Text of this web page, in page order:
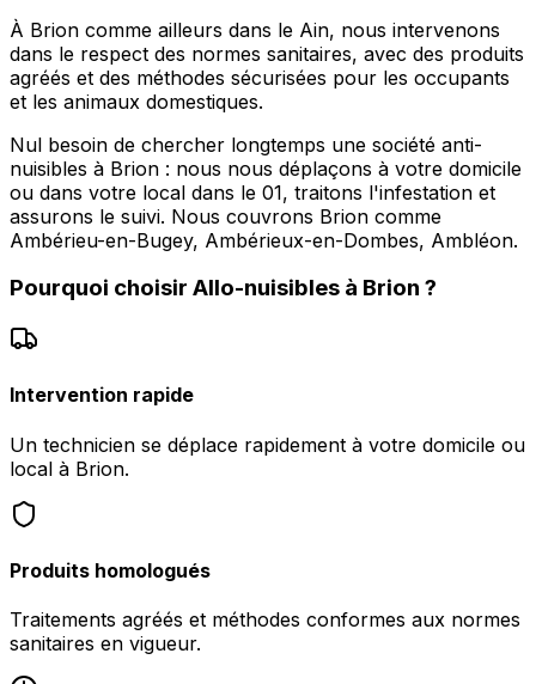
À Brion comme ailleurs dans le Ain, nous intervenons
dans le respect des normes sanitaires, avec des produits
agréés et des méthodes sécurisées pour les occupants
et les animaux domestiques.
Nul besoin de chercher longtemps une société anti-
nuisibles à Brion : nous nous déplaçons à votre domicile
ou dans votre local dans le 01, traitons l'infestation et
assurons le suivi. Nous couvrons Brion comme
Ambérieu-en-Bugey, Ambérieux-en-Dombes, Ambléon.
Pourquoi choisir Allo-nuisibles à Brion ?
Intervention rapide
Un technicien se déplace rapidement à votre domicile ou
local à Brion.
Produits homologués
Traitements agréés et méthodes conformes aux normes
sanitaires en vigueur.